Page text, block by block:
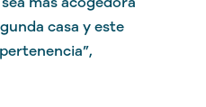
casa y este